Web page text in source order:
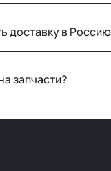
в Европе,
проходят
доставку в
Работаем с
запчасти?